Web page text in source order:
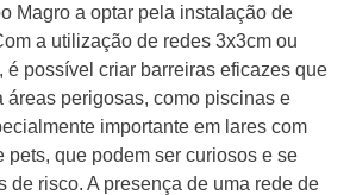
Magro a optar pela instalação de
a utilização de redes 3x3cm ou
é possível criar barreiras eficazes que
áreas perigosas, como piscinas e
importante em lares com
pets, que podem ser curiosos e se
de risco. A presença de uma rede de